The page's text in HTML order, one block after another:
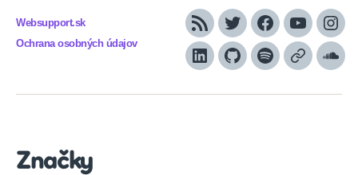
Websupport.sk
Ochrana osobných údajov
RSS TwitterFacebook
YouTube
LinkedInGitHubSpotifyApple
Značky